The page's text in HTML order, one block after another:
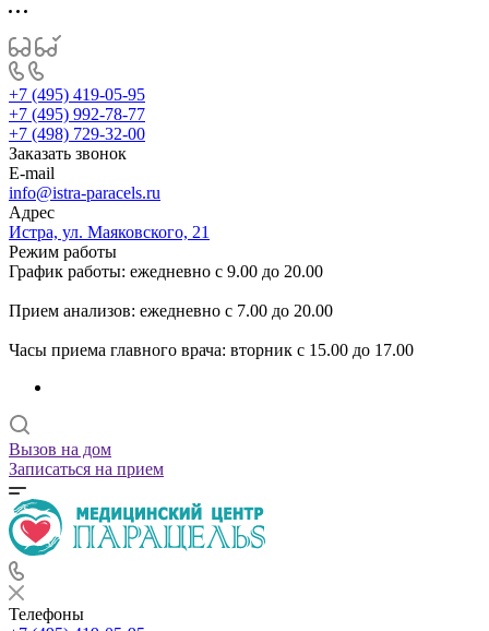
+7 (495) 419-05-95
+7 (495) 992-78-77
+7 (498) 729-32-00
Заказать звонок
E-mail
info@istra-paracels.ru
Адрес
Истра, ул. Маяковского, 21
Режим работы
График работы: ежедневно с 9.00 до 20.00
Прием анализов: ежедневно с 7.00 до 20.00
Часы приема главного врача: вторник с 15.00 до 17.00
Вызов на дом
Записаться на прием
Телефоны